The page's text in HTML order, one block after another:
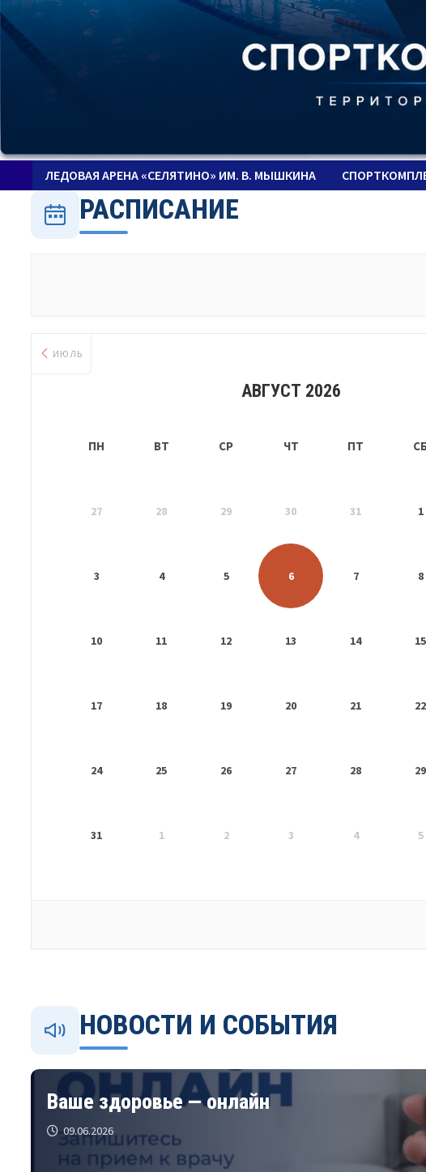
ЛЕДОВАЯ АРЕНА «СЕЛЯТИНО» ИМ. В. МЫШКИНА
РАСПИСАНИЕ
ИЮЛЬ
АВГУСТ 2026
ПН ВТ СР ЧТ ПТ
27 28 29 30 31 1
3 4 5 6 7 8
10 11 12 13 14 15
17 18 19 20 21 22
24 25 26 27 28 29
31 1 2 3 4 5
НОВОСТИ И СОБЫТИЯ
Ваше здоровье — онлайн
09.06.2026